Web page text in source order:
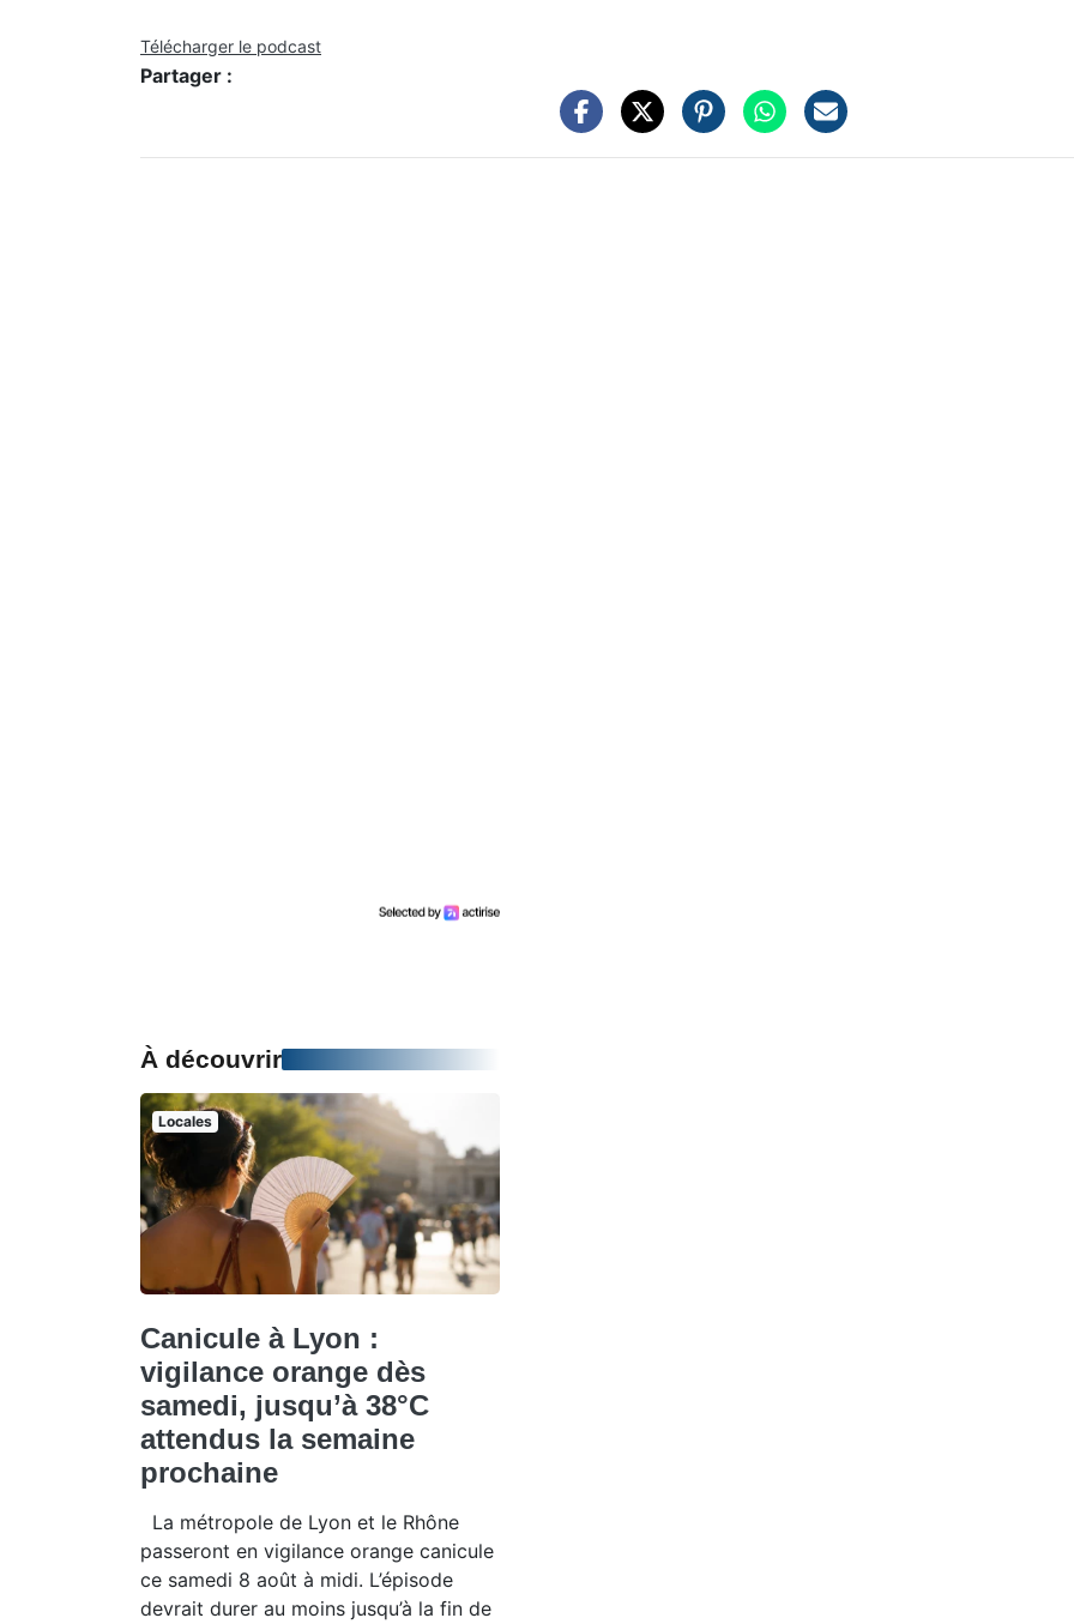
Télécharger le podcast
Partager :
À découvrir
Locales
Canicule à Lyon :
vigilance orange dès
samedi, jusqu’à 38°C
attendus la semaine
prochaine
La métropole de Lyon et le Rhône
passeront en vigilance orange canicule
ce samedi 8 août à midi. L’épisode
devrait durer au moins jusqu’à la fin de